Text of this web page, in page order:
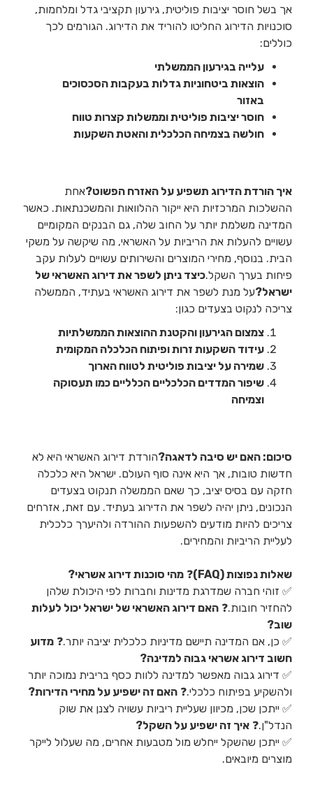
אך בשל חוסר יציבות פוליטית, גירעון תקציבי גדל ומלחמות,
סוכנויות הדירוג החליטו להוריד את הדירוג. הגורמים לכך
כוללים:
עלייה בגירעון הממשלתי
הוצאות ביטחוניות גדלות בעקבות הסכסוכים
באזור
חוסר יציבות פוליטית וממשלות קצרות טווח
חולשה בצמיחה הכלכלית והאטת השקעות
איך הורדת הדירוג תשפיע על האזרח הפשוט?אחת
ההשלכות המרכזיות היא ייקור ההלוואות והמשכנתאות. כאשר
המדינה משלמת יותר על החוב שלה, גם הבנקים המקומיים
עשויים להעלות את הריביות על האשראי, מה שיקשה על משקי
הבית. בנוסף, מחירי המוצרים והשירותים עשויים לעלות עקב
פיחות בערך השקל.כיצד ניתן לשפר את דירוג האשראי של
ישראל?על מנת לשפר את דירוג האשראי בעתיד, הממשלה
צריכה לנקוט בצעדים כגון:
צמצום הגירעון והקטנת ההוצאות הממשלתיות
עידוד השקעות זרות ופיתוח הכלכלה המקומית
שמירה על יציבות פוליטית לטווח הארוך
שיפור המדדים הכלכליים הכלליים כמו תעסוקה
וצמיחה
סיכום: האם יש סיבה לדאגה?הורדת דירוג האשראי היא לא
חדשות טובות, אך היא אינה סוף העולם. ישראל היא כלכלה
חזקה עם בסיס יציב, כך שאם הממשלה תנקוט בצעדים
הנכונים, ניתן יהיה לשפר את הדירוג בעתיד. עם זאת, אזרחים
צריכים להיות מודעים להשפעות ההורדה ולהיערך כלכלית
לעליית הריביות והמחירים.
שאלות נפוצות (FAQ) ❓ מהי סוכנות דירוג אשראי?
✅ זוהי חברה שמדרגת מדינות וחברות לפי היכולת שלהן
להחזיר חובות.❓ האם דירוג האשראי של ישראל יכול לעלות
שוב?
✅ כן, אם המדינה תיישם מדיניות כלכלית יציבה יותר.❓ מדוע
חשוב דירוג אשראי גבוה למדינה?
✅ דירוג גבוה מאפשר למדינה ללוות כסף בריבית נמוכה יותר
ולהשקיע בפיתוח כלכלי.❓ האם זה ישפיע על מחירי הדירות?
✅ ייתכן שכן, מכיוון שעליית ריביות עשויה לצנן את שוק
הנדל"ן.❓ איך זה ישפיע על השקל?
✅ ייתכן שהשקל ייחלש מול מטבעות אחרים, מה שעלול לייקר
מוצרים מיובאים.